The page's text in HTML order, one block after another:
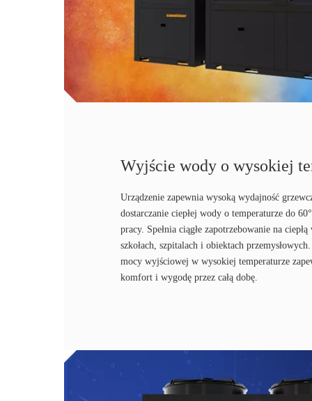
Wyjście wody o wysokiej
Urządzenie zapewnia wysoką wydajność
dostarczanie ciepłej wody o temperaturze do
pracy. Spełnia ciągłe zapotrzebowanie na
szkołach, szpitalach i obiektach
mocy wyjściowej w wysokiej temperaturze
komfort i wygodę przez całą dobę.